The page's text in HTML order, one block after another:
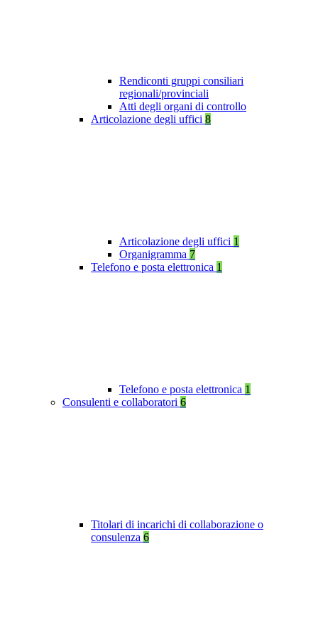
Rendiconti gruppi consiliari
regionali/provinciali
Atti degli organi di controllo
Articolazione degli uffici 8
Articolazione degli uffici 1
Organigramma 7
Telefono e posta elettronica 1
Telefono e posta elettronica 1
Consulenti e collaboratori 6
Titolari di incarichi di collaborazione o
consulenza 6